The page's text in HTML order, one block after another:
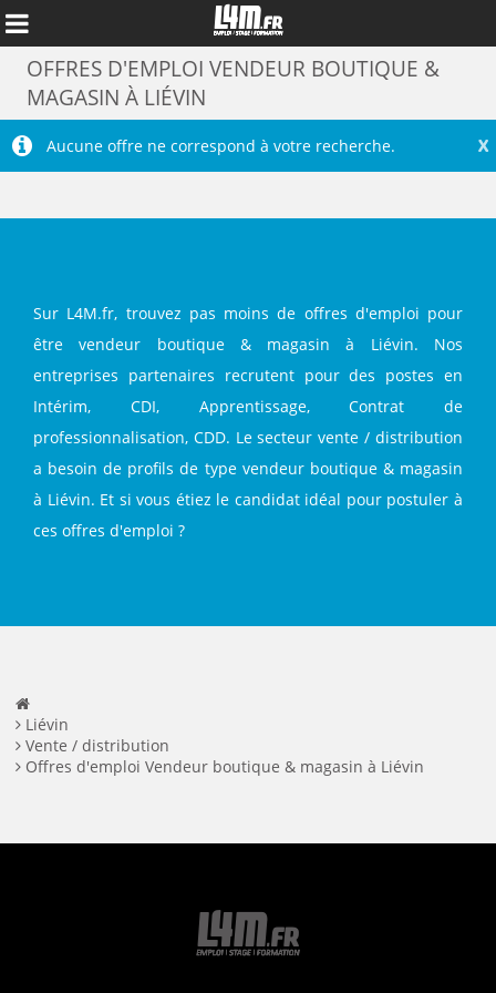
Annuler
OFFRES D'EMPLOI VENDEUR BOUTIQUE &
MAGASIN À LIÉVIN
X
Aucune offre ne correspond à votre recherche.
Sur L4M.fr, trouvez pas moins de offres d'emploi pour
être vendeur boutique & magasin à Liévin. Nos
entreprises partenaires recrutent pour des postes en
Intérim, CDI, Apprentissage, Contrat de
professionnalisation, CDD. Le secteur vente / distribution
a besoin de profils de type vendeur boutique & magasin
à Liévin. Et si vous étiez le candidat idéal pour postuler à
ces offres d'emploi ?
Liévin
Vente / distribution
Offres d'emploi Vendeur boutique & magasin à Liévin